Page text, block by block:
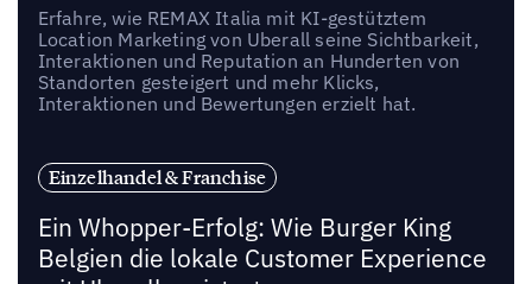
Erfahre, wie REMAX Italia mit KI-gestütztem
Location Marketing von Uberall seine Sichtbarkeit,
Interaktionen und Reputation an Hunderten von
Standorten gesteigert und mehr Klicks,
Interaktionen und Bewertungen erzielt hat.
Einzelhandel & Franchise
Ein Whopper-Erfolg: Wie Burger King
Belgien die lokale Customer Experience